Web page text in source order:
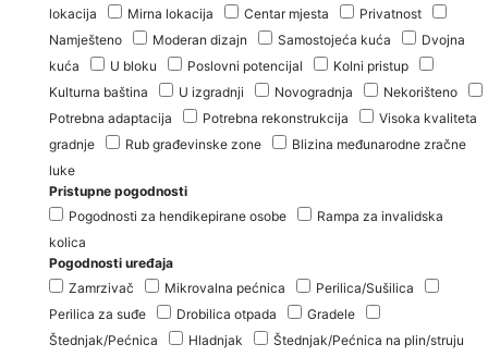
lokacija
Mirna lokacija Centar mjesta
Privatnost
Namješteno
Moderan dizajn Samostojeća kuća
Dvojna
kuća
U bloku Poslovni potencijal
Kolni pristup
Kulturna baština
U izgradnji Novogradnja
Nekorišteno
Potrebna adaptacija
Potrebna rekonstrukcija
Visoka kvaliteta
gradnje
Rub građevinske zone
Blizina međunarodne zračne
luke
Pristupne pogodnosti
Pogodnosti za hendikepirane osobe
Rampa za invalidska
kolica
Pogodnosti uređaja
Zamrzivač
Mikrovalna pećnica
Perilica/Sušilica
Perilica za suđe
Drobilica otpada
Gradele
Štednjak/Pećnica
Hladnjak
Štednjak/Pećnica na plin/struju